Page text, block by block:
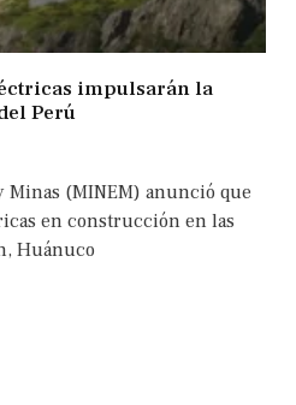
impulsarán la
Perú
(MINEM) anunció que
en construcción en las
Huánuco